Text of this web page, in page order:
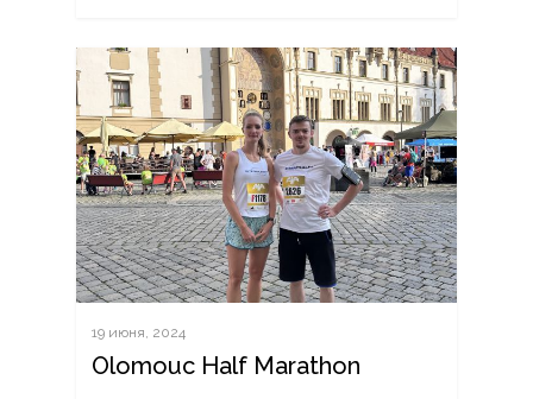
19 июня, 2024
Olomouc Half Marathon